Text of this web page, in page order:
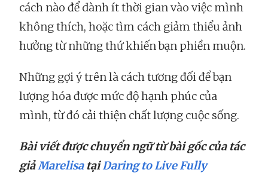
cách nào để dành ít thời gian vào việc mình
không thích, hoặc tìm cách giảm thiểu ảnh
hưởng từ những thứ khiến bạn phiền muộn.
Những gợi ý trên là cách tương đối để bạn
lượng hóa được mức độ hạnh phúc của
mình, từ đó cải thiện chất lượng cuộc sống.
Bài viết được chuyển ngữ từ bài gốc của tác
giảMarelisatạiDaring to Live Fully